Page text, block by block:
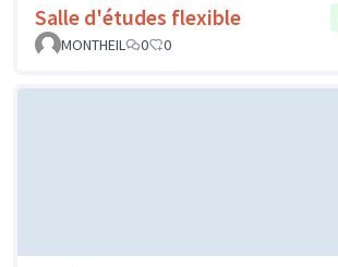
Salle d'études flexible
MONTHEIL
0 0